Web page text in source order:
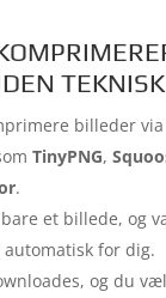
billeder
TinyPNG,
.
et billede, og
for dig.
og du